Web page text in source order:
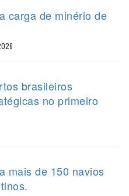
carga de minério de
brasileiros
no primeiro
mais de 150 navios